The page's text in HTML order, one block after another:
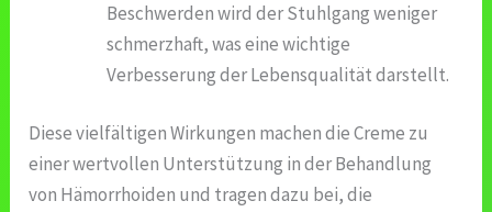
Beschwerden wird der Stuhlgang weniger
schmerzhaft, was eine wichtige
Verbesserung der Lebensqualität darstellt.
Diese vielfältigen Wirkungen machen die Creme zu
einer wertvollen Unterstützung in der Behandlung
von Hämorrhoiden und tragen dazu bei, die